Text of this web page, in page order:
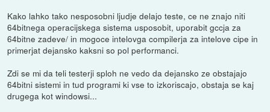
Kako lahko tako nesposobni ljudje delajo teste, ce ne znajo niti
64bitnega operacijskega sistema usposobit, uporabit gccja za
64bitne zadeve/ in mogoce intelovga compilerja za intelove cipe in
primerjat dejansko kaksni so pol performanci.
Zdi se mi da teli testerji sploh ne vedo da dejansko ze obstajajo
64bitni sistemi in tud programi ki vse to izkoriscajo, obstaja se kaj
drugega kot windowsi...